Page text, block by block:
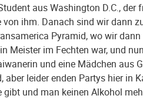
aus Washington D.C., der
ihm. Danach sind wir dann
Pyramid, wo wir
Meister im Fechten war, und
und eine Mädchen aus
leider enden Partys hier in
und man keinen Alkohol